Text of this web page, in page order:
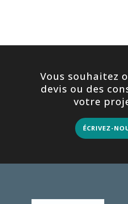
Vous souhaitez
devis ou des
votre
ÉCRIVEZ-